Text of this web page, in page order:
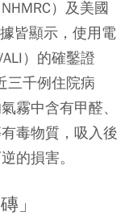
）及美國
皆顯示，使用電
）的確鑿證
三千例住院病
霧中含有甲醛、
毒物質，吸入後
的損害。
」